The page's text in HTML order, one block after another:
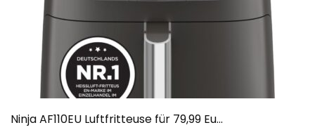
Ninja AF110EU Luftfritteuse für 79,99 Eu...